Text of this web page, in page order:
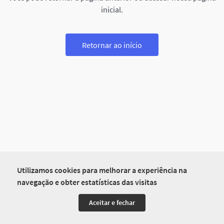
Utilizamos cookies para melhorar a experiência na
navegação e obter estatísticas das visitas
Aceitar e fechar
inicial.
Retornar ao início